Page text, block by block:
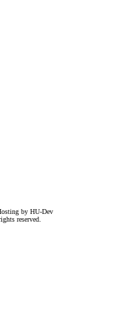
by HU-Dev
reserved.